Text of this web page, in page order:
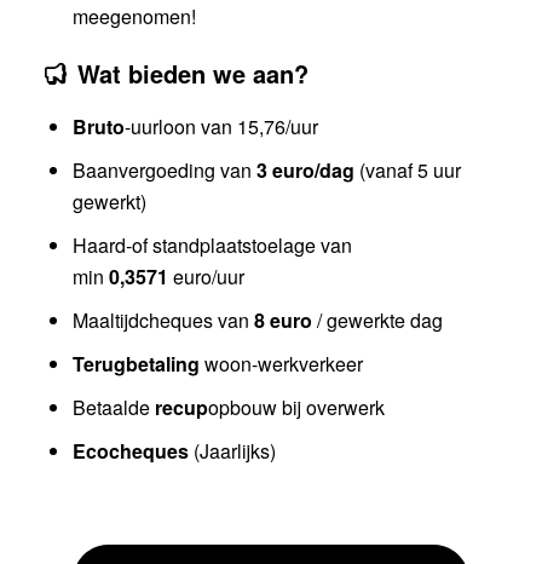
meegenomen!
Wat bieden we aan?
Bruto-uurloon van 15,76/uur
Baanvergoeding van 3 euro/dag (vanaf 5 uur
gewerkt)
Haard-of standplaatstoelage van
min 0,3571 euro/uur
Maaltijdcheques van 8 euro / gewerkte dag
Terugbetaling woon-werkverkeer
Betaalde recupopbouw bij overwerk
Ecocheques (Jaarlijks)